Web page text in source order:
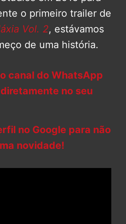
o primeiro trailer de
Vol. 2, estávamos
de uma história.
canal do WhatsApp
no seu
no Google para não
novidade!